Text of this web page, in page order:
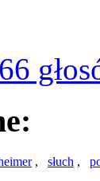
, słuch ,